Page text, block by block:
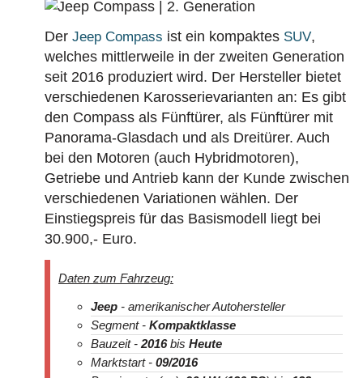
Der Jeep Compass ist ein kompaktes SUV,
welches mittlerweile in der zweiten Generation
seit 2016 produziert wird. Der Hersteller bietet
verschiedenen Karosserievarianten an: Es gibt
den Compass als Fünftürer, als Fünftürer mit
Panorama-Glasdach und als Dreitürer. Auch
bei den Motoren (auch Hybridmotoren),
Getriebe und Antrieb kann der Kunde zwischen
verschiedenen Variationen wählen. Der
Einstiegspreis für das Basismodell liegt bei
30.900,- Euro.
Daten zum Fahrzeug:
Jeep - amerikanischer Autohersteller
Segment - Kompaktklasse
Bauzeit - 2016bis Heute
Marktstart - 09/2016